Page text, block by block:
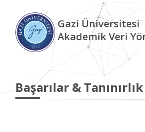
Gazi Üniversitesi
Akademik Veri
Başarılar & Tanınırlık